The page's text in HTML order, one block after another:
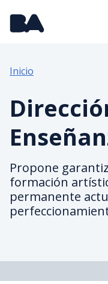
Inicio
Propone
formación
permanente